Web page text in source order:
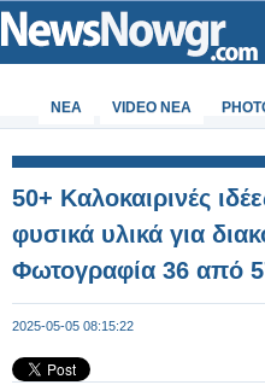
ΝΕΑ VIDEO NEA
50+ Καλοκαιρινές
φυσικά υλικά για
Φωτογραφία 36 από
2025-05-05 08:15:22